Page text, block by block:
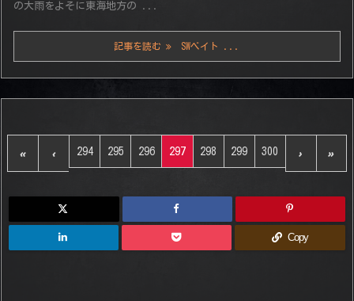
の大雨をよそに東海地方の ...
記事を読む SWベイト ...
« ‹ 294 295 296 297 298 299 300 › »
Copy